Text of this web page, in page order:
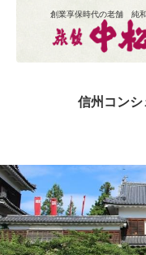
創業享保時代の老舗 純
信州コン